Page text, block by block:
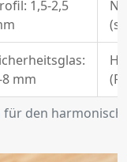
den
1,5-2,5
mm